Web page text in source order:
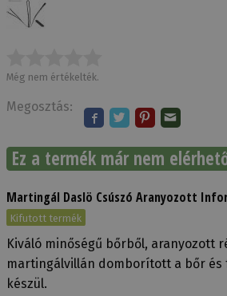
Még nem értékelték.
Megosztás:
Ez a termék már nem
Martingál Daslö Csúszó Aranyozott
Kifutott termék
Kiváló minőségű bőrből, aranyozott
martingálvillán domborított a bőr és
készül.